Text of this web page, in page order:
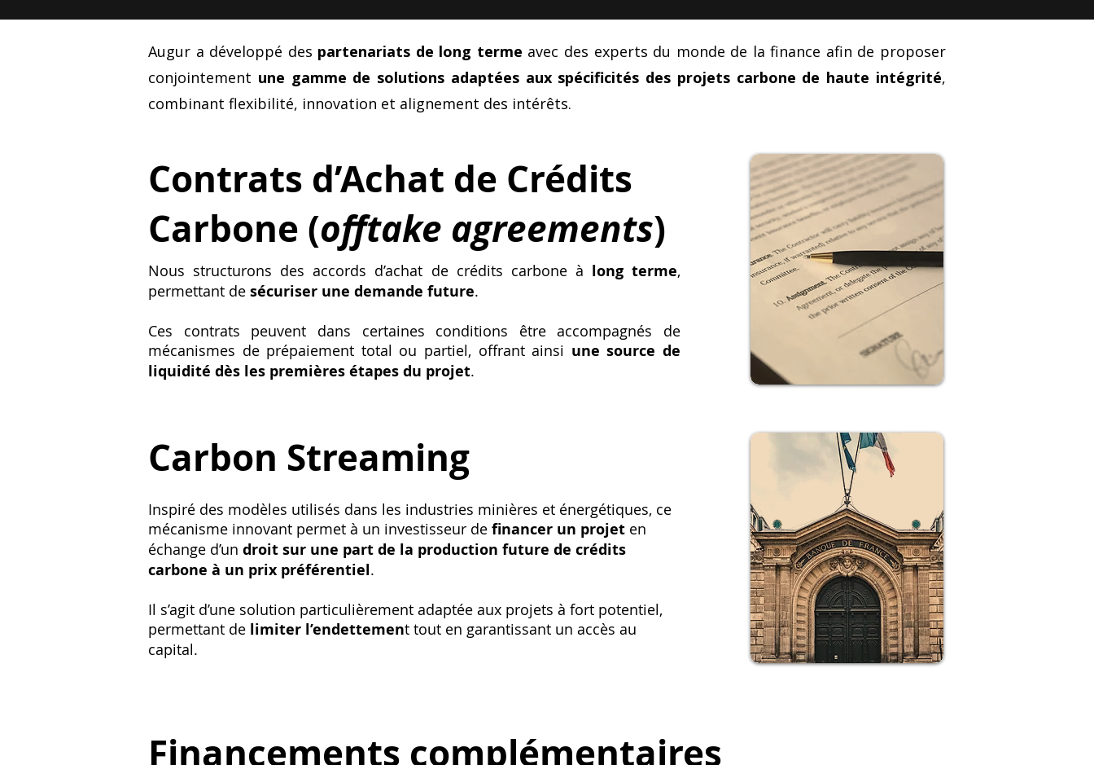
Augur a développé des partenariats de long terme avec des experts du monde de la finance afin de proposer
conjointement une gamme de solutions adaptées aux spécificités des projets carbone de haute intégrité,
combinant flexibilité, innovation et alignement des intérêts.
Contrats d’Achat de Crédits
Carbone (offtake agreements)
Nous structurons des accords d’achat de crédits carbone à long terme,
permettant de sécuriser une demande future.
Ces contrats peuvent dans certaines conditions être accompagnés de
mécanismes de prépaiement total ou partiel, offrant ainsi une source de
liquidité dès les premières étapes du projet.
Carbon Streaming
Inspiré des modèles utilisés dans les industries minières et énergétiques, ce
mécanisme innovant permet à un investisseur de financer un projet en
échange d’un droit sur une part de la production future de crédits
carbone à un prix préférentiel.
Il s’agit d’une solution particulièrement adaptée aux projets à fort potentiel,
permettant de limiter l’endettement tout en garantissant un accès au
capital.
Financements complémentaires